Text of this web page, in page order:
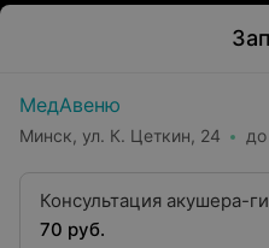
МедАвеню
Минск, ул. К. Цеткин, 24
Консультация акушера-
кандидата медицинских
70 руб.